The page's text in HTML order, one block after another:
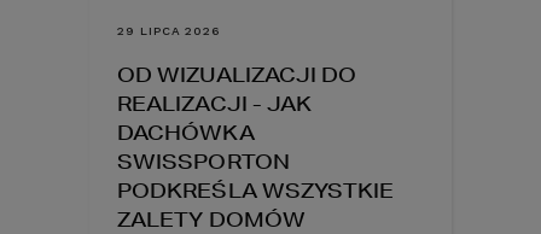
29 LIPCA 2026
OD WIZUALIZACJI DO
REALIZACJI - JAK
DACHÓWKA
SWISSPORTON
PODKREŚLA WSZYSTKIE
ZALETY DOMÓW